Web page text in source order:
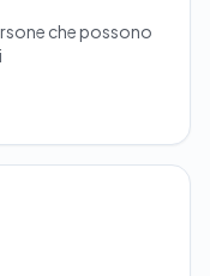
che possono